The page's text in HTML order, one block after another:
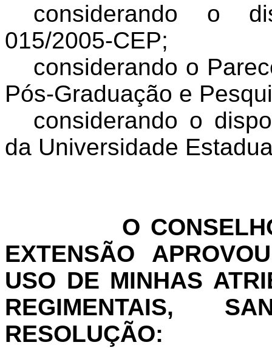
considerando o
015/2005-CEP;
considerando o
Pós-Graduação e
considerando o
da Universidade
O
EXTENSÃO
USO DE MINHAS
REGIMENTAIS,
RESOLUÇÃO: